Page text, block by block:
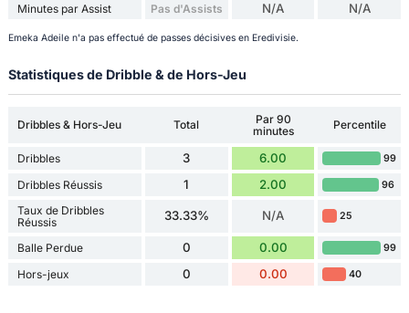
Minutes par Assist Pas d'Assists N/A N/A
Emeka Adeile n'a pas effectué de passes décisives en Eredivisie.
Statistiques de Dribble & de Hors-Jeu
Dribbles & Hors-Jeu Total
Par 90
minutes
Percentile
Dribbles 3 6.00 99
Dribbles Réussis 1 2.00 96
Taux de Dribbles
Réussis
33.33% N/A 25
Balle Perdue 0 0.00 99
Hors-jeux 0 0.00 40